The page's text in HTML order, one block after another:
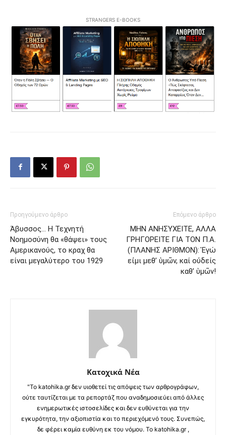
STRANGERS E-BOOKS
Προηγούμενο άρθρο
Άβυσσος… Η Τεχνητή
Νοημοσύνη θα «θάψει» τους
Αμερικανούς, το κραχ θα
είναι μεγαλύτερο του 1929
Επόμενο άρθρο
ΜΗΝ ΑΝΗΣΥΧΕΙΤΕ, ΑΛΛΑ
ΓΡΗΓΟΡΕΙΤΕ ΓΙΑ ΤΟΝ Π.Α.
(ΠΛΑΝΗΣ ΑΡΙΘΜΟΝ): Ἐγώ
εἰμι μεθ’ ὑμῶν, καί οὐδείς
καθ’ ὑμῶν!
Κατοχικά Νέα
"Το katohika.gr δεν υιοθετεί τις απόψεις των αρθρογράφων,
ούτε ταυτίζεται με τα ρεπορτάζ που αναδημοσιεύει από άλλες
ενημερωτικές ιστοσελίδες και δεν ευθύνεται για την
εγκυρότητα, την αξιοπιστία και το περιεχόμενό τους. Συνεπώς,
δε φέρει καμία ευθύνη εκ του νόμου. Το katohika.gr ,